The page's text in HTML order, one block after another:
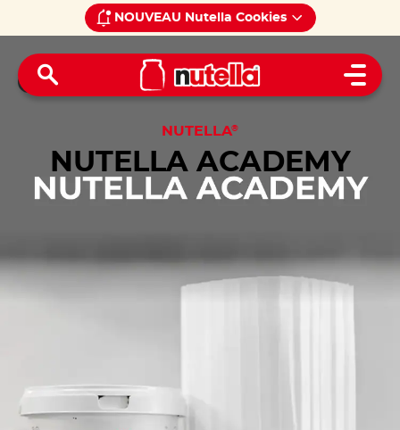
NOUVEAU Nutella Cookies
Open
Home Découvrez l'actualité
NUTELLA®
NUTELLA ACADEMY